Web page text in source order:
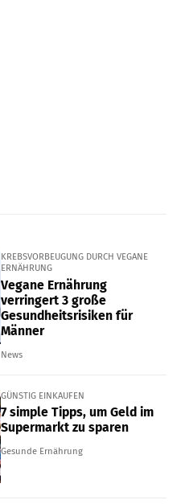
KREBSVORBEUGUNG DURCH VEGANE
ERNÄHRUNG
Vegane Ernährung
verringert 3 große
Gesundheitsrisiken für
Männer
News
GÜNSTIG EINKAUFEN
7 simple Tipps, um Geld im
Supermarkt zu sparen
Gesunde Ernährung